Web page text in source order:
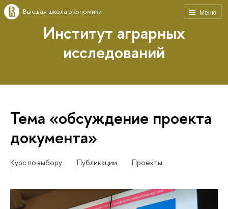
Меню
Высшая школа экономики
Институт аграрных
исследований
Тема «обсуждение проекта
документа»
Курс по выбору Публикации Проекты